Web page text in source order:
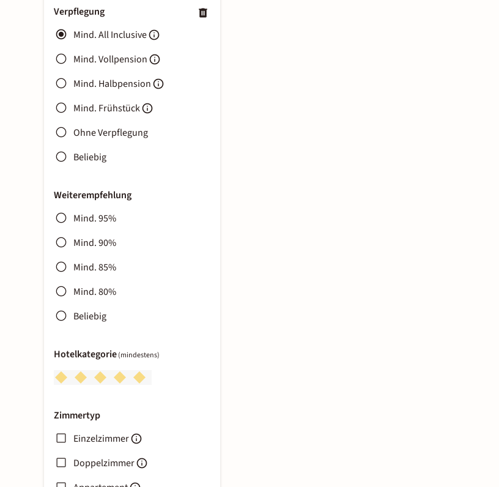
Verpflegung
Mind. All Inclusive
Mind. Vollpension
Mind. Halbpension
Mind. Frühstück
Ohne Verpflegung
Beliebig
Weiterempfehlung
Mind. 95%
Mind. 90%
Mind. 85%
Mind. 80%
Beliebig
Hotelkategorie(mindestens)
Zimmertyp
Einzelzimmer
Doppelzimmer